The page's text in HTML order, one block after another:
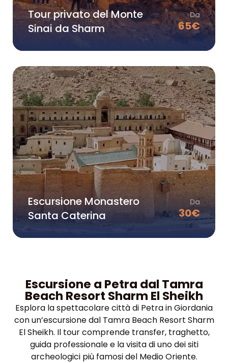
Tour privato del Monte
Sinai da Sharm
Da
65€
Escursione Monastero
Santa Caterina
Da
30€
Escursione a Petra dal Tamra
Beach Resort Sharm El Sheikh
Esplora la spettacolare città di Petra in Giordania
con un’escursione dal Tamra Beach Resort Sharm
El Sheikh. Il tour comprende transfer, traghetto,
guida professionale e la visita di uno dei siti
archeologici più famosi del Medio Oriente.